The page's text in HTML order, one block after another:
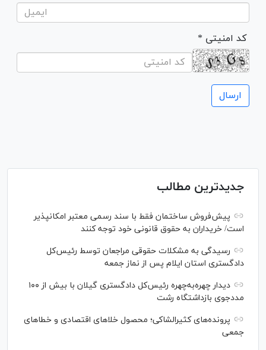
* کد امنیتی
جدیدترین مطالب
پیش‌فروش ساختمان فقط با سند رسمی معتبر امکانپذیر
است/ خریداران به حقوق قانونی خود توجه کنند
رسیدگی به مشکلات حقوقی مراجعان توسط رئیس‌کل
دادگستری استان ایلام پس از نماز جمعه
دیدار چهره‌به‌چهره رئیس‌کل دادگستری گیلان با بیش از ۱۰۰
مددجوی بازداشتگاه رشت
پرونده‌های کثیرالشاکی؛ محصول خلا‌های اقتصادی و خطا‌های
جمعی